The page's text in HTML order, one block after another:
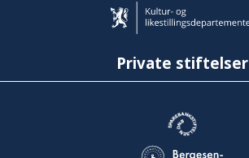
Private stiftelser